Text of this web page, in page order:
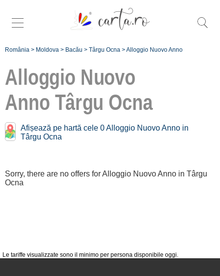
România > Moldova > Bacău > Târgu Ocna >Alloggio Nuovo Anno
Alloggio Nuovo
Anno Târgu Ocna
Afișează pe hartă cele 0 Alloggio Nuovo Anno in
Târgu Ocna
Le tariffe visualizzate sono il minimo per persona disponibile oggi.
Sorry, there are no offers for Alloggio Nuovo Anno in Târgu
Ocna
Nuovo Anno vicino a
Orașul Bacău
Înscrie o unitate
contact